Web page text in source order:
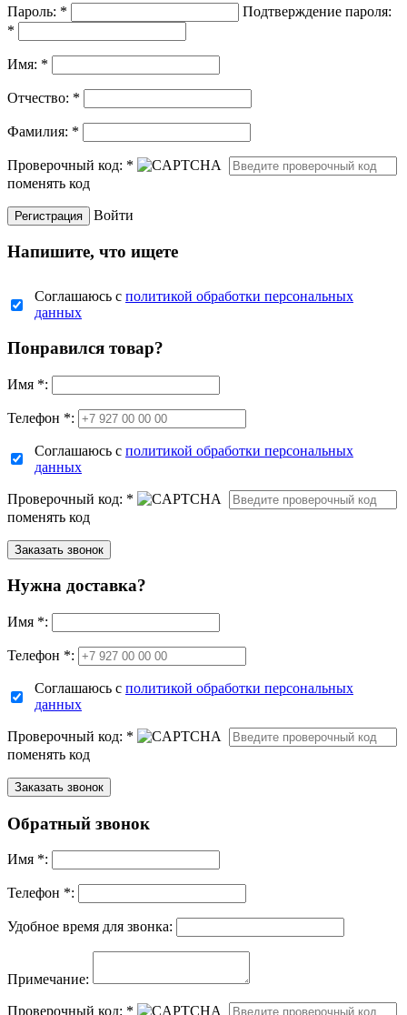
Пароль: *
Подтверждение пароля:
*
Имя: *
Отчество: *
Фамилия: *
Проверочный код: *
поменять код
Войти
Напишите, что ищете
Соглашаюсь с политикой обработки персональных
данных
Понравился товар?
Имя *:
Телефон *:
Соглашаюсь с политикой обработки персональных
данных
Проверочный код: *
поменять код
Нужна доставка?
Имя *:
Телефон *:
Соглашаюсь с политикой обработки персональных
данных
Проверочный код: *
поменять код
Обратный звонок
Имя *:
Телефон *:
Удобное время для звонка:
Примечание:
Проверочный код: *